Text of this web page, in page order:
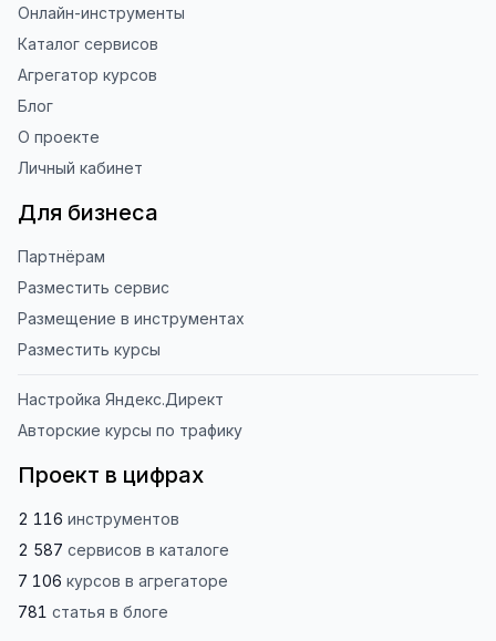
Онлайн-инструменты
Каталог сервисов
Агрегатор курсов
Блог
О проекте
Личный кабинет
Для бизнеса
Партнёрам
Разместить сервис
Размещение в инструментах
Разместить курсы
Настройка Яндекс.Директ
Авторские курсы по трафику
Проект в цифрах
2 116 инструментов
2 587 сервисов в каталоге
7 106 курсов в агрегаторе
781 статья в блоге